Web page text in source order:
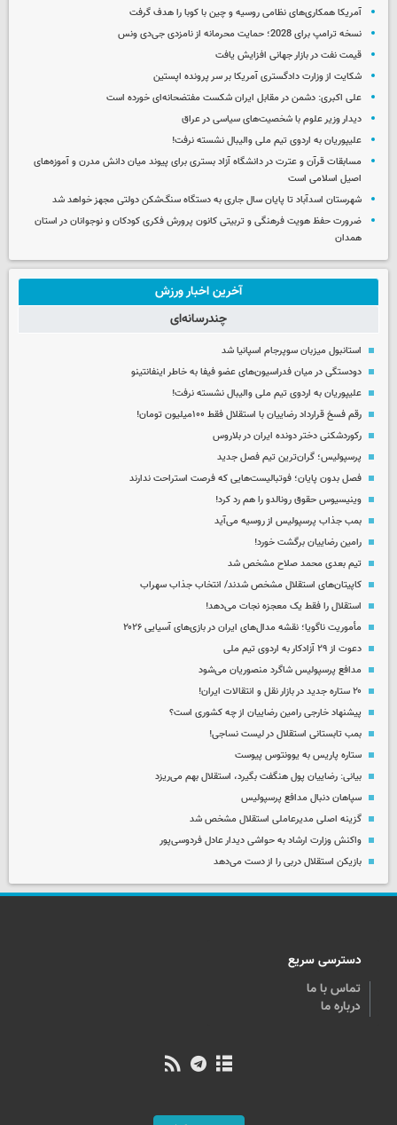
آمریکا همکاری‌های نظامی روسیه و چین با کوبا را هدف گرفت
نسخه ترامپ برای 2028؛ حمایت محرمانه از نامزدی جی‌دی ونس
قیمت نفت در بازار جهانی افزایش یافت
شکایت از وزارت دادگستری آمریکا بر سر پرونده اپستین
علی اکبری: دشمن در مقابل ایران شکست مفتضحانه‌ای خورده است
دیدار وزیر علوم با شخصیت‌های سیاسی در عراق
علیپوریان به اردوی تیم ملی والیبال نشسته نرفت!
مسابقات قرآن و عترت در دانشگاه آزاد بستری برای پیوند میان دانش مدرن و آموزه‌های
اصیل اسلامی است
شهرستان اسدآباد تا پایان سال جاری به دستگاه سنگ‌شکن دولتی مجهز خواهد شد
ضرورت حفظ هویت فرهنگی و تربیتی کانون پرورش فکری کودکان و نوجوانان در استان
همدان
آخرین اخبار ورزش
چندرسانه‌ای
استانبول میزبان سوپرجام اسپانیا شد
دودستگی در میان فدراسیون‌های عضو فیفا به خاطر اینفانتینو
علیپوریان به اردوی تیم ملی والیبال نشسته نرفت!
رقم فسخ قرارداد رضاییان با استقلال فقط ۱۰۰میلیون تومان!
رکوردشکنی دختر دونده ایران در بلاروس
پرسپولیس؛ گران‌ترین تیم فصل جدید
فصل بدون پایان؛ فوتبالیست‌هایی که فرصت استراحت ندارند
وینیسیوس حقوق رونالدو را هم رد کرد!
بمب جذاب پرسپولیس از روسیه می‌آید
رامین رضاییان برگشت خورد!
تیم بعدی محمد صلاح مشخص شد
کاپیتان‌های استقلال مشخص شدند/ انتخاب جذاب سهراب
استقلال را فقط یک معجزه نجات می‌دهد!
مأموریت ناگویا؛ نقشه مدال‌های ایران در بازی‌های آسیایی ۲۰۲۶
دعوت از ۲۹ آزادکار به اردوی تیم ملی
مدافع پرسپولیس شاگرد منصوریان می‌شود
۲۰ ستاره جدید در بازار نقل و انتقالات ایران!
پیشنهاد خارجی رامین رضاییان از چه کشوری است؟
بمب تابستانی استقلال در لیست نساجی!
ستاره پاریس به یوونتوس پیوست
بیانی: رضاییان پول هنگفت بگیرد، استقلال بهم می‌ریزد
سپاهان دنبال مدافع پرسپولیس
گزینه اصلی مدیرعاملی استقلال مشخص شد
واکنش وزارت ارشاد به حواشی دیدار عادل فردوسی‌پور
بازیکن استقلال دربی را از دست می‌دهد
دسترسی سریع
تماس با ما
درباره ما